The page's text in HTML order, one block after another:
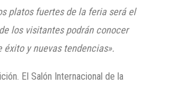
platos fuertes de la feria será el
los visitantes podrán conocer
éxito y nuevas tendencias».
El Salón Internacional de la